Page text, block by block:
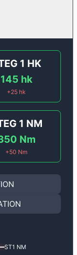
1 HK
145 hk
+25 hk
1 NM
Nm
+50 Nm
2008 1.6
och
lägre
ett antal
din bil
ST1 NM